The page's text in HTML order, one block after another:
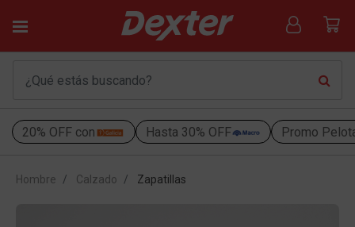
20% OFF con Hasta 30% OFF Promo
Hombre Calzado Zapatillas